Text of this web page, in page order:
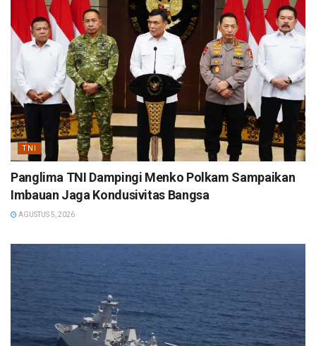
TNI
Panglima TNI Dampingi Menko Polkam Sampaikan
Imbauan Jaga Kondusivitas Bangsa
AGUSTUS 5, 2026